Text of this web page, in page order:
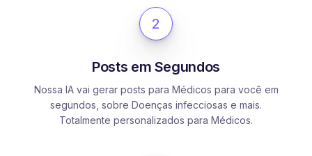
2
Posts em Segundos
Nossa IA vai gerar posts para Médicos para você em
segundos, sobre Doenças infecciosas e mais.
Totalmente personalizados para Médicos.